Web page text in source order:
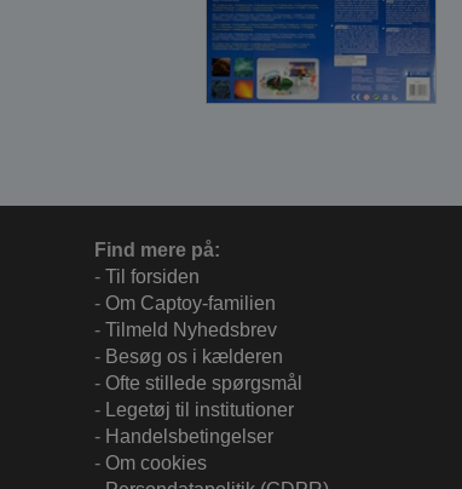
Find mere på:
- Til forsiden
- Om Captoy-familien
- Tilmeld Nyhedsbrev
- Besøg os i kælderen
- Ofte stillede spørgsmål
- Legetøj til institutioner
- Handelsbetingelser
- Om cookies